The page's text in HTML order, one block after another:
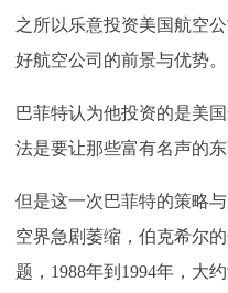
之所以乐意投资美国航空
好航空公司的前景与优势。
巴菲特认为他投资的是美
法是要让那些富有名声的
但是这一次巴菲特的策略
空界急剧萎缩，伯克希尔
题，1988年到1994年，大